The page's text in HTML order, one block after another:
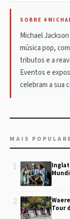
SOBRE
Michael
música pop,
tributos e a
Eventos e
celebram a sua
MAIS
1
2
Tour